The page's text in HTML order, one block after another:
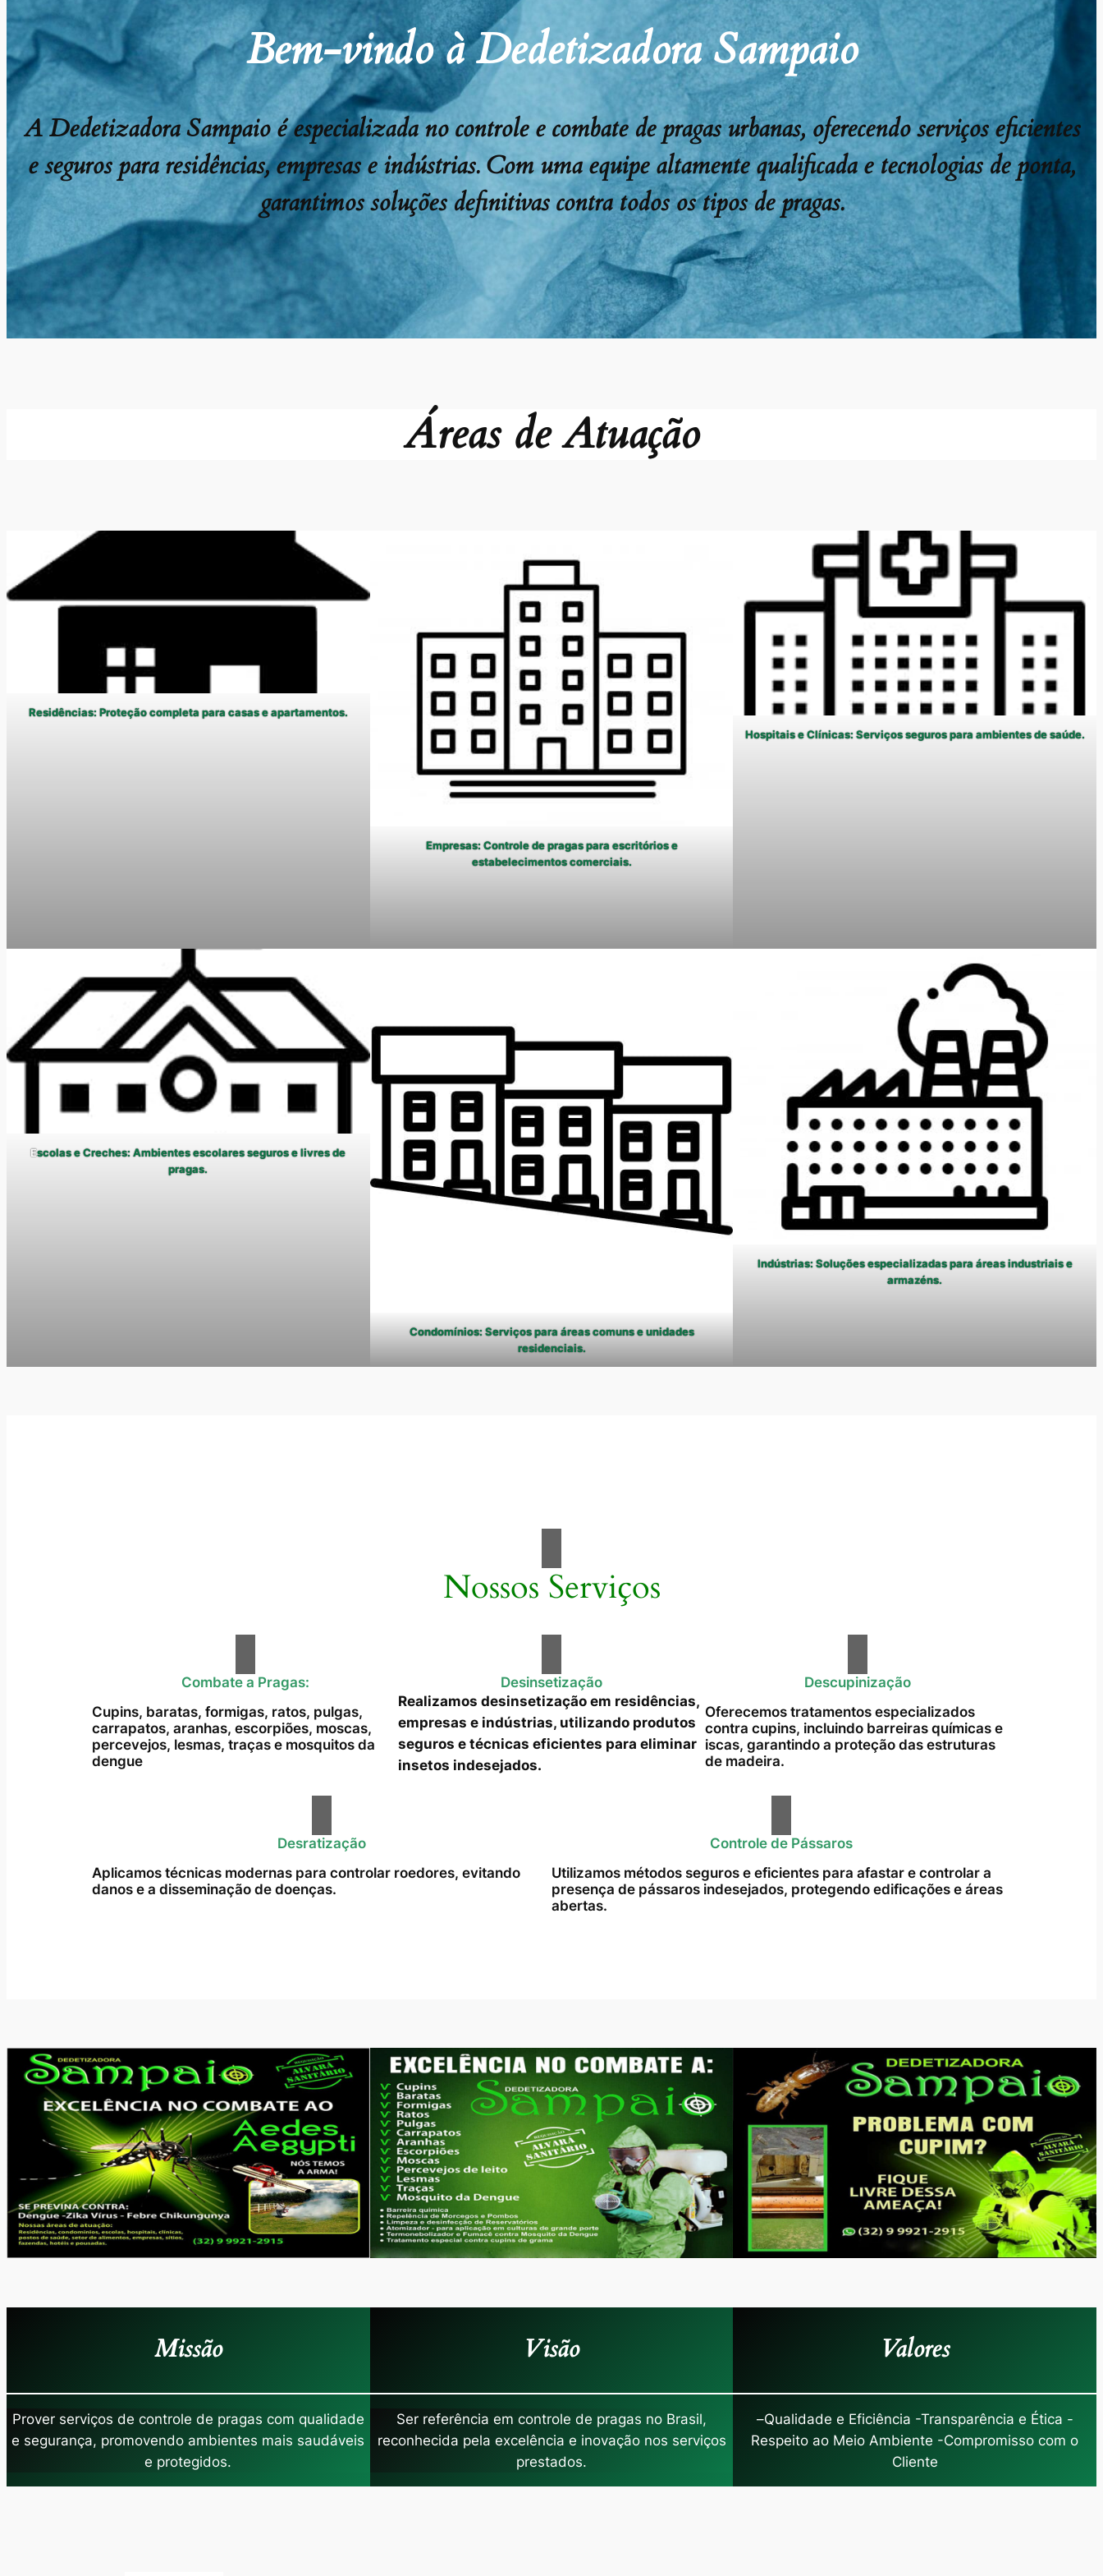
Bem-vindo à Dedetizadora Sampaio
A Dedetizadora Sampaio é especializada no controle e combate de pragas urbanas, oferecendo serviços eficientes
e seguros para residências, empresas e indústrias. Com uma equipe altamente qualificada e tecnologias de ponta,
garantimos soluções definitivas contra todos os tipos de pragas.
Áreas de Atuação
Residências: Proteção completa para casas e apartamentos.
Empresas: Controle de pragas para escritórios e
estabelecimentos comerciais.
Hospitais e Clínicas: Serviços seguros para ambientes de saúde.
Escolas e Creches: Ambientes escolares seguros e livres de
pragas.
Condomínios: Serviços para áreas comuns e unidades
residenciais.
Indústrias: Soluções especializadas para áreas industriais e
armazéns.
Nossos Serviços
Combate a Pragas:
Cupins, baratas, formigas, ratos, pulgas,
carrapatos, aranhas, escorpiões, moscas,
percevejos, lesmas, traças e mosquitos da
dengue
Desinsetização
Realizamos desinsetização em residências,
empresas e indústrias, utilizando produtos
seguros e técnicas eficientes para eliminar
insetos indesejados.
Descupinização
Oferecemos tratamentos especializados
contra cupins, incluindo barreiras químicas e
iscas, garantindo a proteção das estruturas
de madeira.
Desratização
Aplicamos técnicas modernas para controlar roedores, evitando
danos e a disseminação de doenças.
Controle de Pássaros
Utilizamos métodos seguros e eficientes para afastar e controlar a
presença de pássaros indesejados, protegendo edificações e áreas
abertas.
Missão
Prover serviços de controle de pragas com qualidade
e segurança, promovendo ambientes mais saudáveis
e protegidos.
Visão
Ser referência em controle de pragas no Brasil,
reconhecida pela excelência e inovação nos serviços
prestados.
Valores
–Qualidade e Eficiência -Transparência e Ética -
Respeito ao Meio Ambiente -Compromisso com o
Cliente